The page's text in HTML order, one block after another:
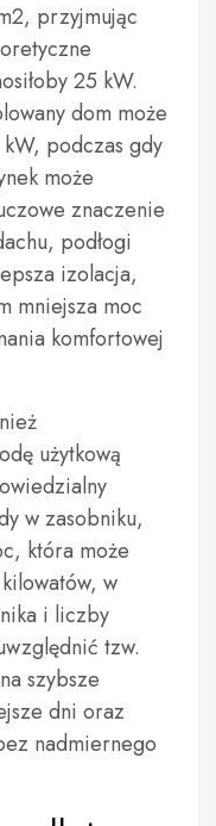
przyjmując
25 kW.
dom może
podczas gdy
może
znaczenie
podłogi
izolacja,
mniejsza moc
komfortowej
użytkową
w zasobniku,
która może
w
i liczby
tzw.
szybsze
dni oraz
nadmiernego